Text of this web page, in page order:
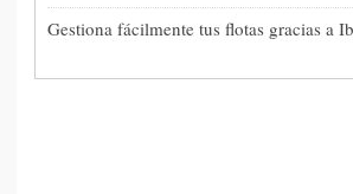
Gestiona fácilmente tus flotas gracias a